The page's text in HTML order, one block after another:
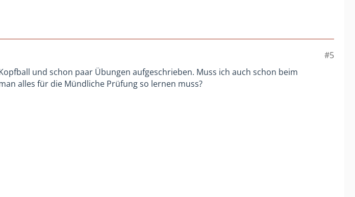
#5
und schon paar Übungen aufgeschrieben. Muss ich auch schon beim
alles für die Mündliche Prüfung so lernen muss?